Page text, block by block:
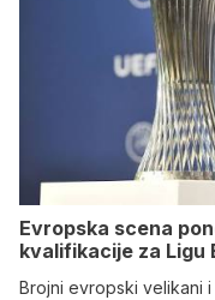
Evropska scena
kvalifikacije za Ligu
Brojni evropski velikani